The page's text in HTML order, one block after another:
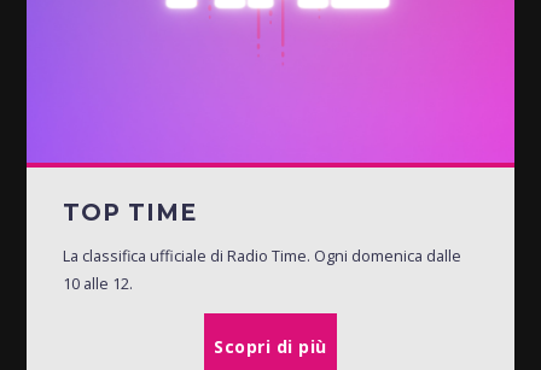
TOP TIME
La classifica ufficiale di Radio Time. Ogni domenica dalle
10 alle 12.
Scopri di più